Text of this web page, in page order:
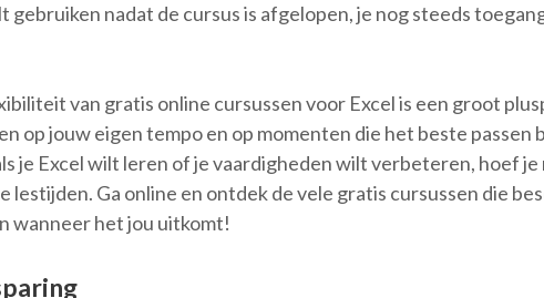
gebruiken nadat de cursus is afgelopen, je nog steeds
van gratis online cursussen voor Excel is een groot
op jouw eigen tempo en op momenten die het beste passen
je Excel wilt leren of je vaardigheden wilt verbeteren, hoef
lestijden. Ga online en ontdek de vele gratis cursussen die
wanneer het jou uitkomt!